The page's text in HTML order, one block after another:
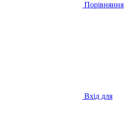
Порівняння
Вхід для